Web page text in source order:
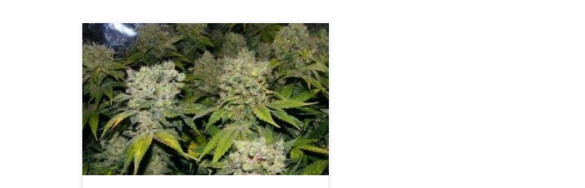
W obecnych czasach marihuana jest bardziej
powszechna niż kiedykolwiek wcześniej. Zaburzenia
lękowe to jedna z chorób, którą pacjenci leczą za jej
pomocą najczęściej. Jednakże, niektóre odmiany
cannabis są bardziej skuteczne w tym przypadku niż
inne. Według Narodowego Instytutu Zdrowia
Psychicznego, zaburzenia lękowe (termin ogólny,
który obejmuje zaburzenia pokrewne, takie jak […]